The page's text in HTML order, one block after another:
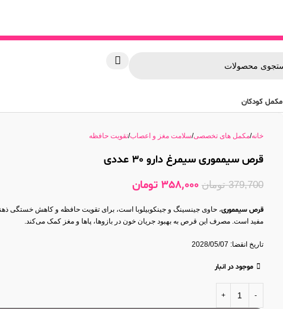
مکمل کودکان
خانه مکمل های تخصصی سلامت مغز و اعصاب تقویت حافظه
قرص سیمموری سیمرغ دارو 30 عددی
379,700 تومان 358,000 تومان
قرص سیمموری، حاوی جینسینگ و جینکوبیلوبا است، برای تقویت حافظه و کاهش خستگی
مفید است. مصرف این قرص به بهبود جریان خون در بازوها، پاها و مغز کمک می‌کند.
تاریخ انقضا: 2028/05/07
موجود در انبار